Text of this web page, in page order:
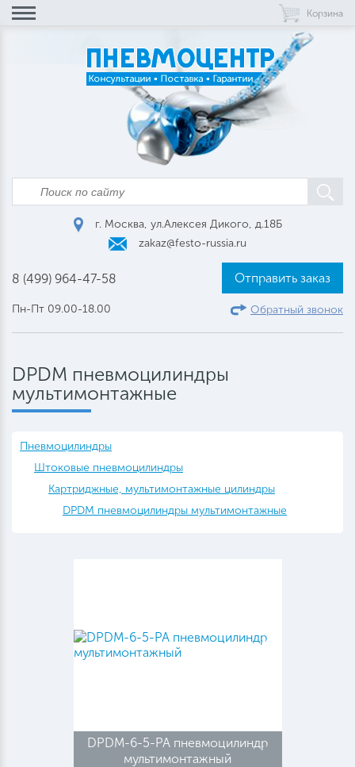
Корзина
г. Москва, ул.Алексея Дикого, д.18Б
zakaz@festo-russia.ru
8 (499) 964-47-58
Пн-Пт 09.00-18.00
Отправить заказ
Обратный звонок
DPDM пневмоцилиндры
мультимонтажные
Пневмоцилиндры
Штоковые пневмоцилиндры
Картриджные, мультимонтажные цилиндры
DPDM пневмоцилиндры мультимонтажные
DPDM-6-5-PA пневмоцилиндр
мультимонтажный